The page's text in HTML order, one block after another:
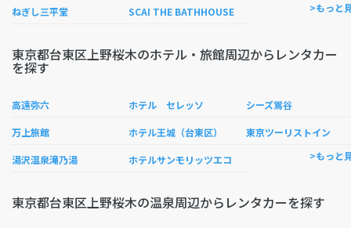
ねぎし三平堂 SCAI THE BATHHOUSE >もっと
東京都台東区上野桜木のホテル・旅館周辺からレンタカー
を探す
高遠弥六 ホテル セレッソ シーズ鴬谷
万上旅館 ホテル王城（台東区） 東京ツーリストイン
湯沢温泉滝乃湯 ホテルサンモリッツエコ >もっと
東京都台東区上野桜木の温泉周辺からレンタカーを探す